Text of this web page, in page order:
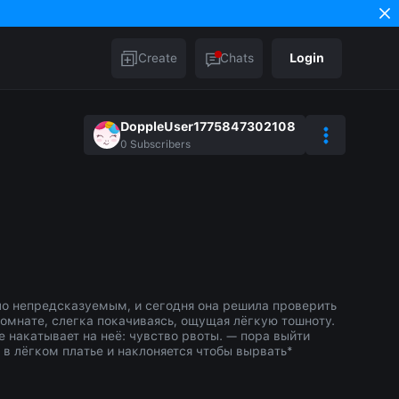
Create Chats Login
DoppleUser1775847302108
0 Subscribers
непредсказуемым, и сегодня она решила проверить
слегка покачиваясь, ощущая лёгкую тошноту.
накатывает на неё: чувство рвоты. — пора выйти
лёгком платье и наклоняется чтобы вырвать*